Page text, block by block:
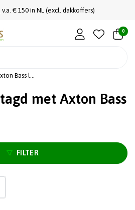
€ 150 in NL (excl. dakkoffers)
0
Axton Bass level Remote
met Axton Bass
FILTER